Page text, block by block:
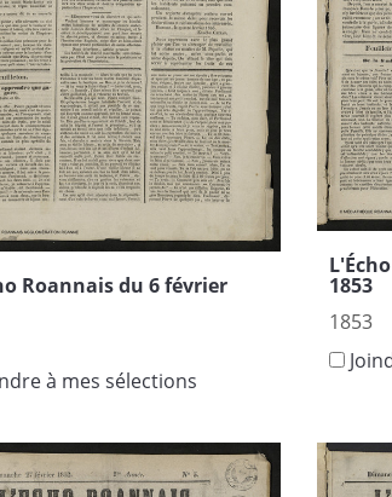
Roannais du 6 février
à mes sélections
1853
1853